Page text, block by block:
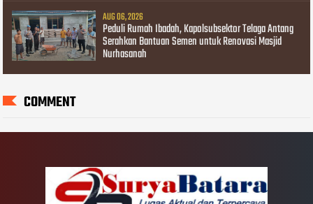
AUG 06, 2026
Peduli Rumah Ibadah, Kapolsubsektor Telaga Antang
Serahkan Bantuan Semen untuk Renovasi Masjid
Nurhasanah
COMMENT